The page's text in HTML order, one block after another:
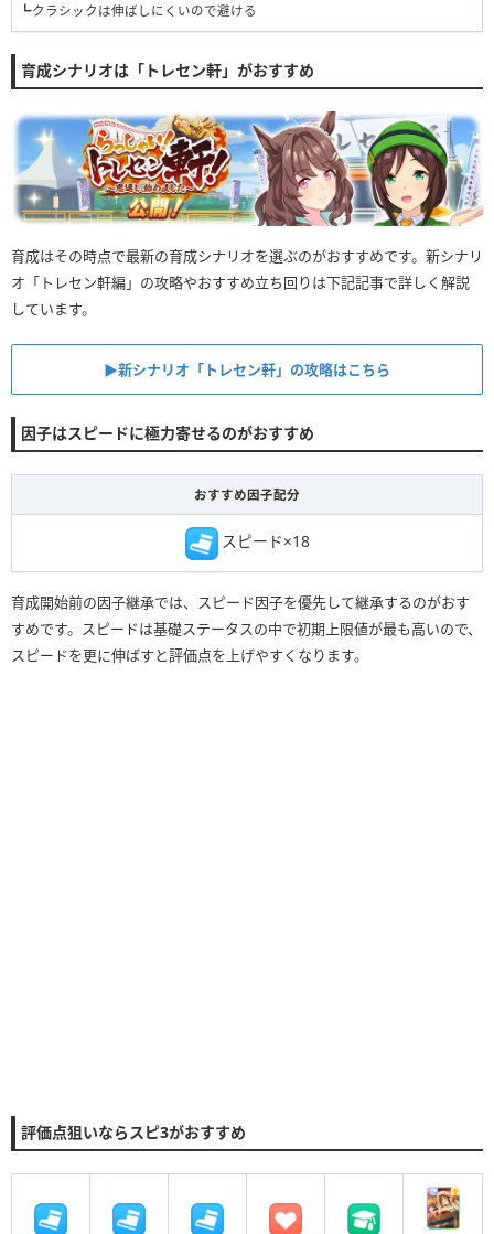
┗クラシックは伸ばしにくいので避ける
育成シナリオは「トレセン軒」がおすすめ
育成はその時点で最新の育成シナリオを選ぶのがおすすめです。新シナリ
オ「トレセン軒編」の攻略やおすすめ立ち回りは下記記事で詳しく解説
しています。
▶︎新シナリオ「トレセン軒」の攻略はこちら
因子はスピードに極力寄せるのがおすすめ
おすすめ因子配分
スピード×18
育成開始前の因子継承では、スピード因子を優先して継承するのがおす
すめです。スピードは基礎ステータスの中で初期上限値が最も高いので、
スピードを更に伸ばすと評価点を上げやすくなります。
評価点狙いならスピ3がおすすめ